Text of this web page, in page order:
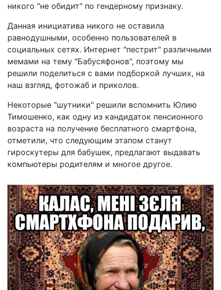
никого "не обидит" по гендерному признаку.
Данная инициатива никого не оставила
равнодушными, особенно пользователей в
социальных сетях. Интернет "пестрит" различными
мемами на тему "Бабусяфонов", поэтому мы
решили поделиться с вами подборкой лучших, на
наш взгляд, фотожаб и приколов.
Некоторые "шутники" решили вспомнить Юлию
Тимошенко, как одну из кандидаток пенсионного
возраста на получение бесплатного смартфона,
отметили, что следующим этапом станут
гироскутеры для бабушек, предлагают выдавать
компьютеры родителям и многое другое.